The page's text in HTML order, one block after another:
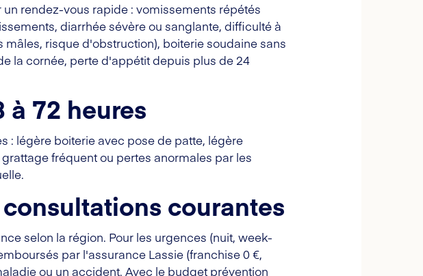
rendez-vous rapide : vomissements répétés
diarrhée sévère ou sanglante, difficulté à
risque d'obstruction), boiterie soudaine sans
la cornée, perte d'appétit depuis plus de 24
à 72 heures
: légère boiterie avec pose de patte, légère
fréquent ou pertes anormales par les
courantes
selon la région. Pour les urgences (nuit, week-
par l'assurance Lassie (franchise 0 €,
ou un accident. Avec le budget prévention